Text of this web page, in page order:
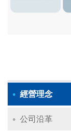
經營理念
公司沿革